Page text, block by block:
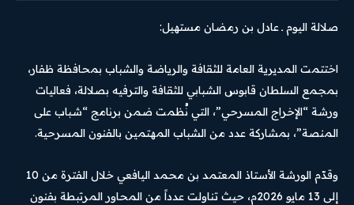
صلالة اليوم ـ عادل بن رمضان مستهيل:
اختتمت المديرية العامة للثقافة والرياضة والشباب بمحافظة ظفار،
بمجمع السلطان قابوس الشبابي للثقافة والترفيه بصلالة، فعاليات
ورشة “الإخراج المسرحي”، التي نُظمت ضمن برنامج “شباب على
المنصة”، بمشاركة عدد من الشباب المهتمين بالفنون المسرحية.
وقدّم الورشة الأستاذ المعتمد بن محمد اليافعي خلال الفترة من 10
إلى 13 مايو 2026م، حيث تناولت عدداً من المحاور المرتبطة بفنون